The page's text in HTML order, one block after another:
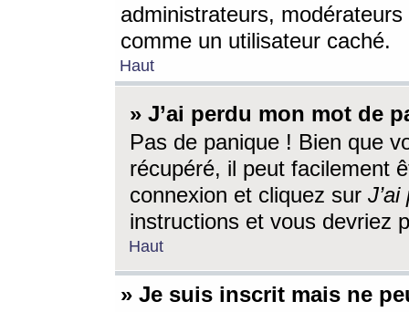
administrateurs,
comme un utilisateur caché.
Haut
» J’ai perdu mon mot de
Pas de panique ! Bien que
récupéré, il peut facilement
connexion et cliquez sur
instructions et vous devriez
Haut
» Je suis inscrit mais ne